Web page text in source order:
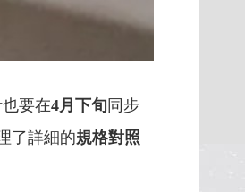
也要在4月下旬 同步
了詳細的規格對照